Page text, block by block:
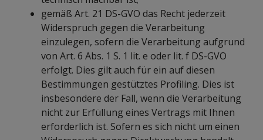
gemäß Art. 21 DS-GVO das Recht jederzeit
Widerspruch gegen die Verarbeitung
einzulegen, sofern die Verarbeitung aufgrund
von Art. 6 Abs. 1 S. 1 lit. e oder lit. f DS-GVO
erfolgt. Dies gilt auch für ein auf diesen
Bestimmungen gestütztes Profiling. Dies ist
insbesondere der Fall, wenn die Verarbeitung
nicht zur Erfüllung eines Vertrags mit Ihnen
erforderlich ist. Sofern es sich nicht um einen